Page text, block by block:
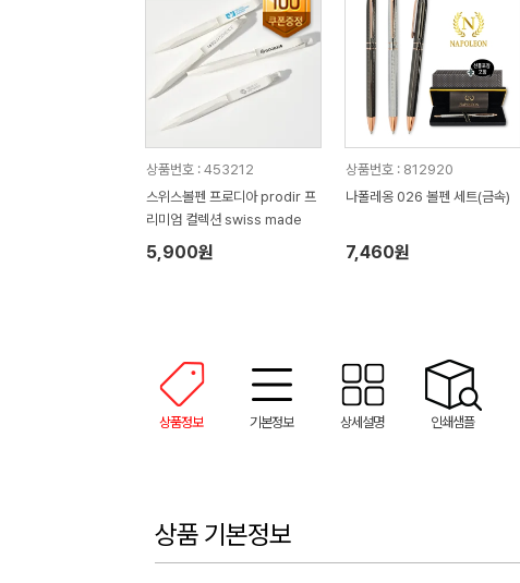
상품번호 : 453212
스위스볼펜 프로디아 prodir 프
리미엄 컬렉션 swiss made
5,900원
상품번호 : 812920
나폴레옹 026 볼펜 세트(금속)
7,460원
상품정보 기본정보 상세설명 인쇄샘플
상품 기본정보